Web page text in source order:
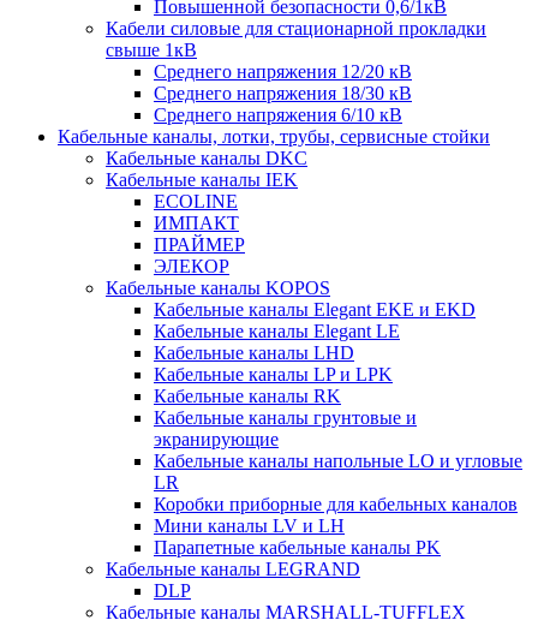
Повышенной безопасности 0,6/1кВ
Кабели силовые для стационарной прокладки
свыше 1кВ
Среднего напряжения 12/20 кВ
Среднего напряжения 18/30 кВ
Среднего напряжения 6/10 кВ
Кабельные каналы, лотки, трубы, сервисные стойки
Кабельные каналы DKC
Кабельные каналы IEK
ECOLINE
ИМПАКТ
ПРАЙМЕР
ЭЛЕКОР
Кабельные каналы KOPOS
Кабельные каналы Elegant EKE и EKD
Кабельные каналы Elegant LE
Кабельные каналы LHD
Кабельные каналы LP и LPK
Кабельные каналы RK
Кабельные каналы грунтовые и
экранирующие
Кабельные каналы напольные LO и угловые
LR
Коробки приборные для кабельных каналов
Мини каналы LV и LH
Парапетные кабельные каналы PK
Кабельные каналы LEGRAND
DLP
Кабельные каналы MARSHALL-TUFFLEX